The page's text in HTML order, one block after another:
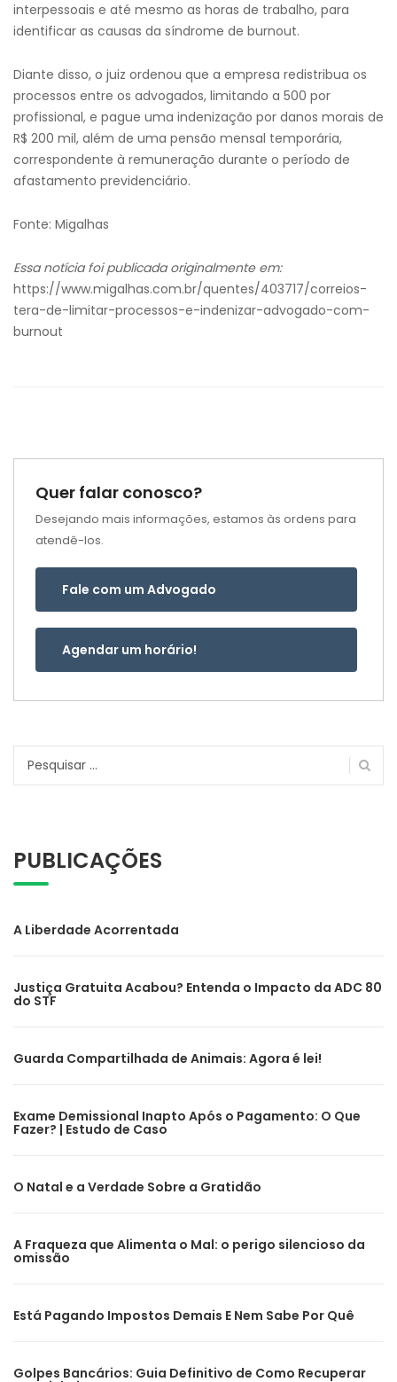
interpessoais e até mesmo as horas de trabalho, para
identificar as causas da síndrome de burnout.
Diante disso, o juiz ordenou que a empresa redistribua os
processos entre os advogados, limitando a 500 por
profissional, e pague uma indenização por danos morais de
R$ 200 mil, além de uma pensão mensal temporária,
correspondente à remuneração durante o período de
afastamento previdenciário.
Fonte: Migalhas
Essa notícia foi publicada originalmente em:
https://www.migalhas.com.br/quentes/403717/correios-
tera-de-limitar-processos-e-indenizar-advogado-com-
burnout
Quer falar conosco?
Desejando mais informações, estamos às ordens para
atendê-los.
Fale com um Advogado
Agendar um horário!
Pesquisar
PUBLICAÇÕES
A Liberdade Acorrentada
Justiça Gratuita Acabou? Entenda o Impacto da ADC 80
do STF
Guarda Compartilhada de Animais: Agora é lei!
Exame Demissional Inapto Após o Pagamento: O Que
Fazer? | Estudo de Caso
O Natal e a Verdade Sobre a Gratidão
A Fraqueza que Alimenta o Mal: o perigo silencioso da
omissão
Está Pagando Impostos Demais E Nem Sabe Por Quê
Golpes Bancários: Guia Definitivo de Como Recuperar